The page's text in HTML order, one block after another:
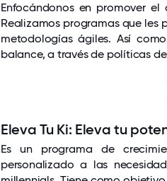
Enfocándonos en promover
Realizamos programas que les
metodologías ágiles. Así
balance, a través de políticas
Eleva Tu Ki: Eleva tu
Es un programa de
personalizado a las